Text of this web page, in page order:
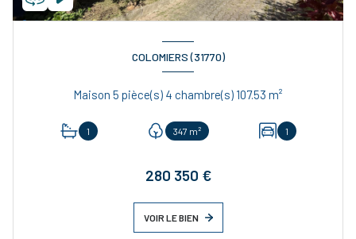
COLOMIERS (31770)
Maison 5 pièce(s) 4 chambre(s) 107.53 m²
1 347 m² 1
280 350 €
VOIR LE BIEN